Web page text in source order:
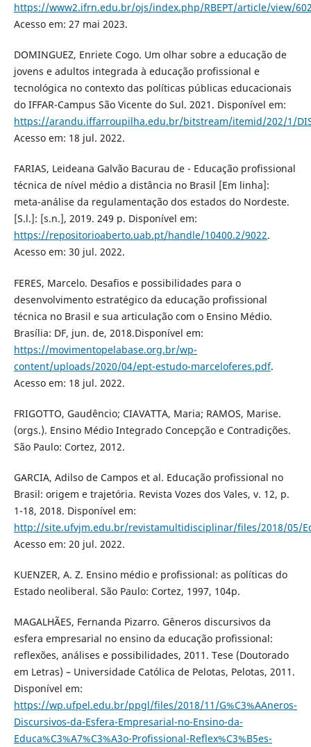
https://www2.ifrn.edu.br/ojs/index.php/RBEPT/article/view/
Acesso em: 27 mai 2023.
DOMINGUEZ, Enriete Cogo. Um olhar sobre a educação de
jovens e adultos integrada à educação profissional e
tecnológica no contexto das políticas públicas educacionais
do IFFAR-Campus São Vicente do Sul. 2021. Disponível em:
https://arandu.iffarroupilha.edu.br/bitstream/itemid/202/1/
Acesso em: 18 jul. 2022.
FARIAS, Leideana Galvão Bacurau de - Educação profissional
técnica de nível médio a distância no Brasil [Em linha]:
meta-análise da regulamentação dos estados do Nordeste.
[S.l.]: [s.n.], 2019. 249 p. Disponível em:
https://repositorioaberto.uab.pt/handle/10400.2/9022.
Acesso em: 30 jul. 2022.
FERES, Marcelo. Desafios e possibilidades para o
desenvolvimento estratégico da educação profissional
técnica no Brasil e sua articulação com o Ensino Médio.
Brasília: DF, jun. de, 2018.Disponível em:
https://movimentopelabase.org.br/wp-
content/uploads/2020/04/ept-estudo-marceloferes.pdf.
Acesso em: 18 jul. 2022.
FRIGOTTO, Gaudêncio; CIAVATTA, Maria; RAMOS, Marise.
(orgs.). Ensino Médio Integrado Concepção e Contradições.
São Paulo: Cortez, 2012.
GARCIA, Adilso de Campos et al. Educação profissional no
Brasil: origem e trajetória. Revista Vozes dos Vales, v. 12, p.
1-18, 2018. Disponível em:
http://site.ufvjm.edu.br/revistamultidisciplinar/files/2018/05/
Acesso em: 20 jul. 2022.
KUENZER, A. Z. Ensino médio e profissional: as políticas do
Estado neoliberal. São Paulo: Cortez, 1997, 104p.
MAGALHÃES, Fernanda Pizarro. Gêneros discursivos da
esfera empresarial no ensino da educação profissional:
reflexões, análises e possibilidades, 2011. Tese (Doutorado
em Letras) – Universidade Católica de Pelotas, Pelotas, 2011.
Disponível em:
https://wp.ufpel.edu.br/ppgl/files/2018/11/G%C3%AAneros-
Discursivos-da-Esfera-Empresarial-no-Ensino-da-
Educa%C3%A7%C3%A3o-Profissional-Reflex%C3%B5es-